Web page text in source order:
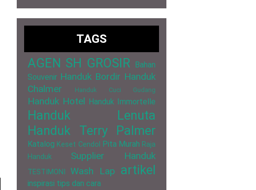
TAGS
AGEN SH GROSIR Bahan
Souvenir Handuk Bordir Handuk
Chalmer
Handuk Cuci Gudang
Handuk Hotel Handuk Immortelle
Handuk Lenuta
Handuk Terry Palmer
Katalog Keset Cendol Pita Murah Raja
Handuk
Supplier Handuk
TESTIMONI Wash Lap artikel
inspirasi tips dan cara